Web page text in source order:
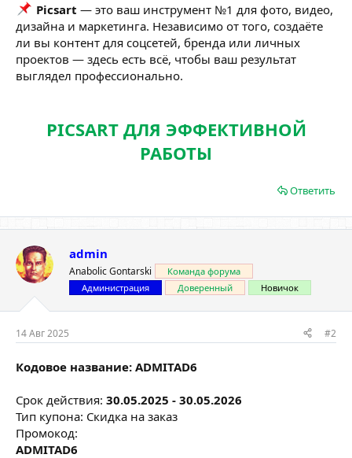
Picsart — это ваш инструмент №1 для фото, видео,
дизайна и маркетинга. Независимо от того, создаёте
ли вы контент для соцсетей, бренда или личных
проектов — здесь есть всё, чтобы ваш результат
выглядел профессионально.
PICSART ДЛЯ ЭФФЕКТИВНОЙ
РАБОТЫ
Ответить
admin
Anabolic Gontarski
Команда форума
Администрация
Доверенный Новичок
14 Авг 2025 #2
Кодовое название: ADMITAD6
Срок действия: 30.05.2025 - 30.05.2026
Тип купона: Скидка на заказ
Промокод:
ADMITAD6